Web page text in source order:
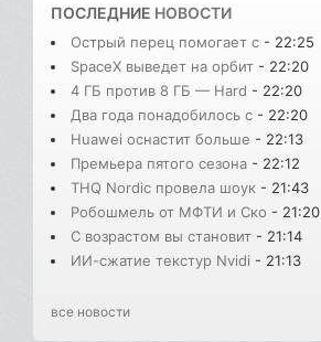
ПОСЛЕДНИЕ НОВОСТИ
Острый перец помогает с - 22:25
SpaceX выведет на орбит - 22:20
4 ГБ против 8 ГБ — Hard - 22:20
Два года понадобилось с - 22:20
Huawei оснастит больше - 22:13
Премьера пятого сезона - 22:12
THQ Nordic провела шоук - 21:43
Робошмель от МФТИ и Ско - 21:20
С возрастом вы становит - 21:14
ИИ-сжатие текстур Nvidi - 21:13
все новости